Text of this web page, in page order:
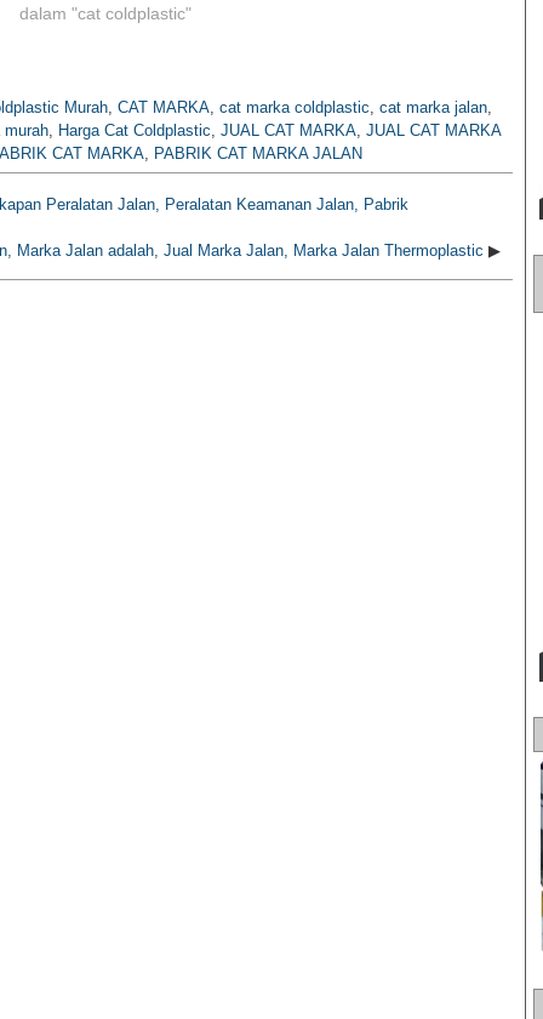
dalam "cat coldplastic"
Murah CAT MARKA cat marka coldplastic cat marka jalan
murah Harga Cat Coldplastic JUAL CAT MARKA JUAL CAT MARKA
CAT MARKA PABRIK CAT MARKA JALAN
Peralatan Jalan, Peralatan Keamanan Jalan, Pabrik
Marka Jalan adalah, Jual Marka Jalan, Marka Jalan Thermoplastic ▶